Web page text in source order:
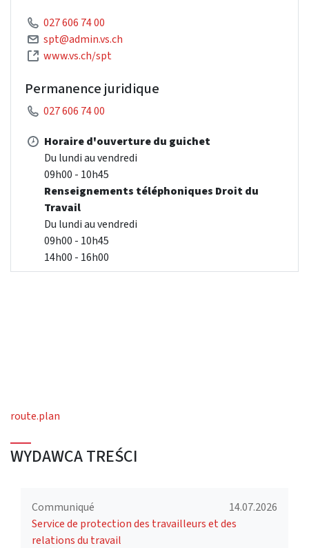
027 606 74 00
spt@admin.vs.ch
www.vs.ch/spt
Permanence juridique
027 606 74 00
Horaire d'ouverture du guichet
Du lundi au vendredi
09h00 - 10h45
Renseignements téléphoniques Droit du
Travail
Du lundi au vendredi
09h00 - 10h45
14h00 - 16h00
route.plan
WYDAWCA TREŚCI
Communiqué
14.07.2026
Service de protection des travailleurs et des
relations du travail